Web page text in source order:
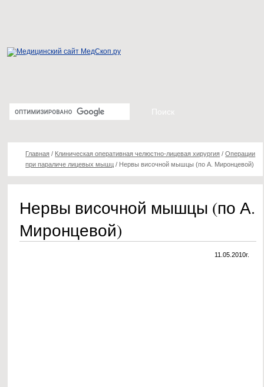
Главная / Клиническая оперативная челюстно-лицевая хирургия /Операции
при параличе лицевых мышц / Нервы височной мышцы (по А. Миронцевой)
Нервы височной мышцы (по А.
Миронцевой)
11.05.2010г.